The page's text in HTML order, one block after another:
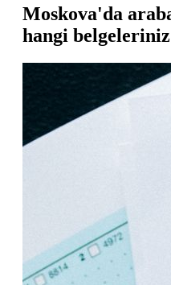
Moskova'da
hangi